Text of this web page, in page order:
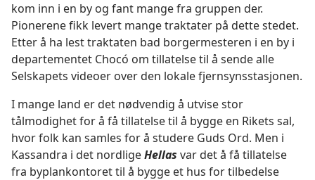
kom inn i en by og fant mange fra gruppen der.
Pionerene fikk levert mange traktater på dette stedet.
Etter å ha lest traktaten bad borgermesteren i en by i
departementet Chocó om tillatelse til å sende alle
Selskapets videoer over den lokale fjernsynsstasjonen.
I mange land er det nødvendig å utvise stor
tålmodighet for å få tillatelse til å bygge en Rikets sal,
hvor folk kan samles for å studere Guds Ord. Men i
Kassandra i det nordligeHellas var det å få tillatelse
fra byplankontoret til å bygge et hus for tilbedelse